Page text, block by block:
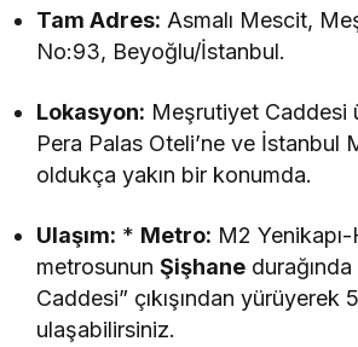
Tam Adres: Asmalı Mescit,
No:93, Beyoğlu/İstanbul.
Lokasyon: Meşrutiyet Caddesi
Pera Palas Oteli’ne ve İstanbul
oldukça yakın bir konumda.
Ulaşım: * Metro: M2 Yenikapı-
metrosununŞişhane
Caddesi” çıkışından yürüyerek
ulaşabilirsiniz.